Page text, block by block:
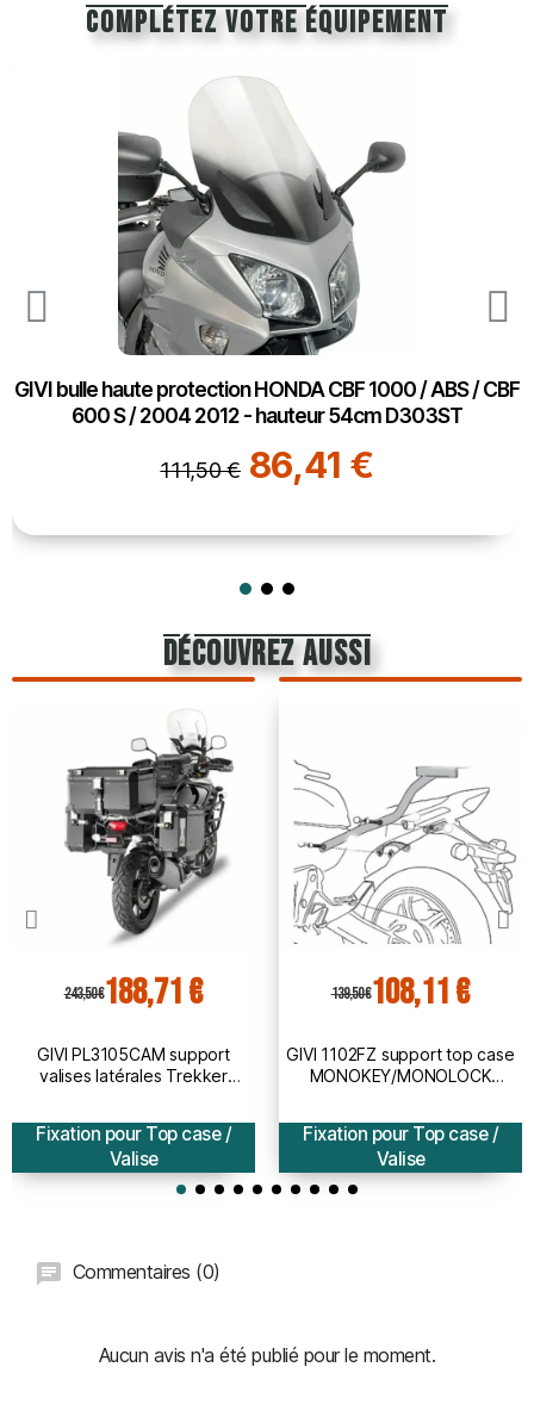
Complétez votre équipement
GIVI bulle haute protection HONDA CBF 1000 / ABS / CBF
600 S / 2004 2012 - hauteur 54cm D303ST
111,50 € 86,41 €
découvrez aussi
243,50 €188,71 €
GIVI PL3105CAM support
valises latérales Trekker
SUZUKI DL 1000 VSTROM /
2014 2019
Fixation pour Top case /
Valise
139,50 €108,11 €
GIVI 1102FZ support top case
MONOKEY/MONOLOCK
CRB 600 F / 2011 2013
Fixation pour Top case /
Valise
Commentaires (0)
Aucun avis n'a été publié pour le moment.